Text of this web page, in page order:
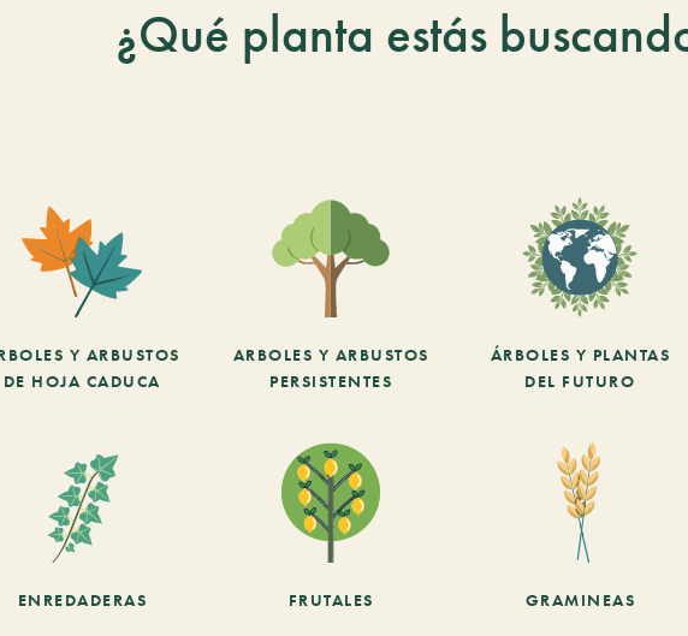
¿Qué planta estás
Y ARBUSTOS
DE HOJA CADUCA
ARBOLES Y ARBUSTOS
PERSISTENTES
ÁRBOLES Y PLANTAS
DEL FUTURO
ENREDADERAS FRUTALES GRAMINEAS